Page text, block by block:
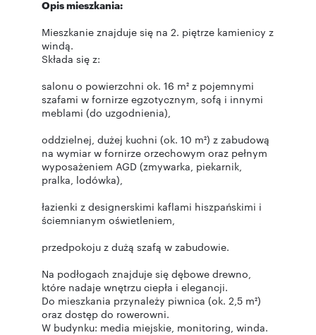
Opis mieszkania:
Mieszkanie znajduje się na 2. piętrze kamienicy z
windą.
Składa się z:
salonu o powierzchni ok. 16 m² z pojemnymi
szafami w fornirze egzotycznym, sofą i innymi
meblami (do uzgodnienia),
oddzielnej, dużej kuchni (ok. 10 m²) z zabudową
na wymiar w fornirze orzechowym oraz pełnym
wyposażeniem AGD (zmywarka, piekarnik,
pralka, lodówka),
łazienki z designerskimi kaflami hiszpańskimi i
ściemnianym oświetleniem,
przedpokoju z dużą szafą w zabudowie.
Na podłogach znajduje się dębowe drewno,
które nadaje wnętrzu ciepła i elegancji.
Do mieszkania przynależy piwnica (ok. 2,5 m²)
oraz dostęp do rowerowni.
W budynku: media miejskie, monitoring, winda.